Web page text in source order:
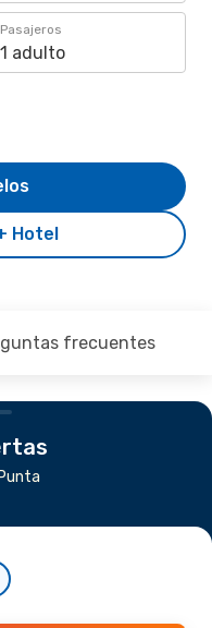
Pasajeros
1 adulto
Hotel
frecuentes